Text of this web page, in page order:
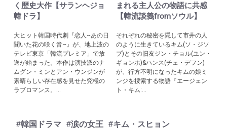
く歴史大作【サランヘジョ
韓ドラ】
大ヒット韓国時代劇『恋人~あの日
聞いた花の咲く音~』が、地上波の
テレビ東京「韓流プレミア」で放
送が始まった。本作は演技派のナ
ムグン・ミンとアン・ウンジンが
素晴らしい存在感を見せた究極の
ラブロマンス。...
まれる主人公の物語に共感
【韓流談義fromソウル】
それぞれの秘密を隠して市井の人
のように生きているキム(ソ・ジソ
ブ)とその旧友ジン・チョル(ユン・
ギョンホ)&ハンス(チェ・デフン)
が、行方不明になったキムの娘ミ
ンジを捜索する物語『エージェン
ト・キム:...
#韓国ドラマ #涙の女王 #キム・スヒョン